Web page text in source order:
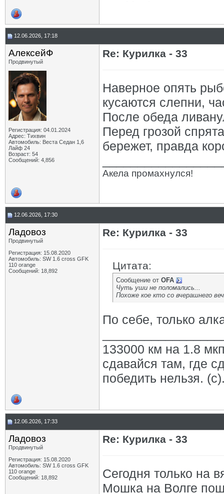
12.06.2026, 17:18
АлексейФ
Продвинутый
Регистрация: 04.01.2024
Адрес: Тихвин
Автомобиль: Веста Седан 1,6
Лайф 24
Возраст: 54
Сообщений: 4,856
Re: Курилка - 33
Наверное опять
кусаются слепни,
После обеда
Перед грозой
бережет, правда
Акела промахнулся!
12.06.2026, 17:30
Ладовоз
Продвинутый
Регистрация: 15.08.2020
Автомобиль: SW 1.6 cross GFK
110 orange
Сообщений: 18,892
Re: Курилка - 33
Цитата:
Сообщение от OFA
Чуть уши не поломались...
Похоже кое кто со вчерашнего
По себе, только
133000 км на 1.8
сдавайся там, где
победить нельзя.
12.06.2026, 17:33
Ладовоз
Продвинутый
Регистрация: 15.08.2020
Автомобиль: SW 1.6 cross GFK
110 orange
Сообщений: 18,892
Re: Курилка - 33
Сегодня только на
Мошка на Волге